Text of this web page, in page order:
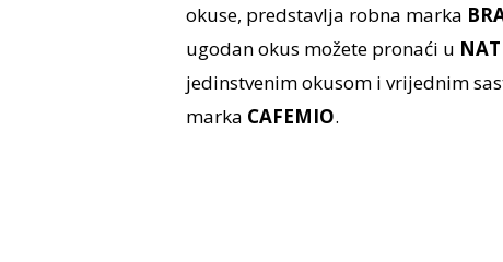
okuse, predstavlja robna marka
ugodan okus možete pronaći u
jedinstvenim okusom i vrijednim
marka CAFEMIO.